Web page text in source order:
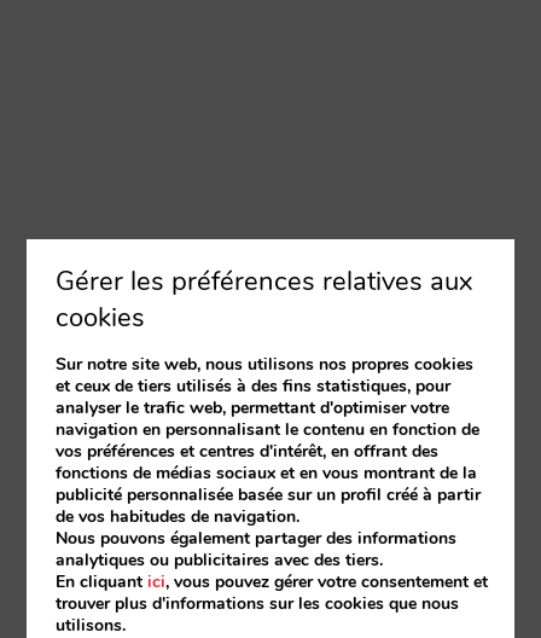
Gérer les préférences relatives aux
cookies
Sur notre site web, nous utilisons nos propres cookies
et ceux de tiers utilisés à des fins statistiques, pour
analyser le trafic web, permettant d'optimiser votre
navigation en personnalisant le contenu en fonction de
vos préférences et centres d'intérêt, en offrant des
fonctions de médias sociaux et en vous montrant de la
publicité personnalisée basée sur un profil créé à partir
de vos habitudes de navigation.
Nous pouvons également partager des informations
analytiques ou publicitaires avec des tiers.
En cliquantici, vous pouvez gérer votre consentement et
trouver plus d'informations sur les cookies que nous
utilisons.